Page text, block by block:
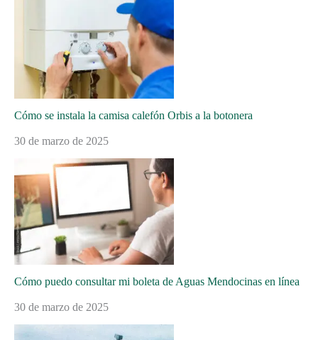
Cómo se instala la camisa calefón Orbis a la botonera
30 de marzo de 2025
Cómo puedo consultar mi boleta de Aguas Mendocinas en línea
30 de marzo de 2025